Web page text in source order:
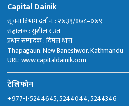
Capital Dainik
सूचना विभाग दर्ता नं. : २७३९/०७८–०७९
सञ्चालक : सुशील राउत
प्रधान सम्पादक : विमल थापा
Thapagaun, New Baneshwor, Kathmandu
URL: www.capitaldainik.com
टेलिफोन
+977-1-5244645, 5244044, 5244346